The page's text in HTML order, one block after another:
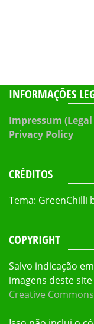
INFORMAÇÕES
Impressum
Privacy Policy
CRÉDITOS
Tema: GreenChilli
COPYRIGHT
Salvo indicação
imagens deste
Creative